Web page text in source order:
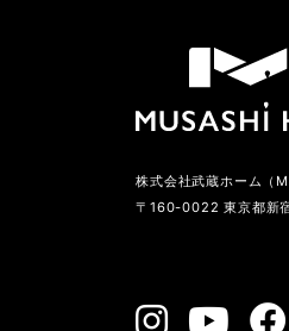
株式会社武蔵ホーム（
〒160-0022 東京都新